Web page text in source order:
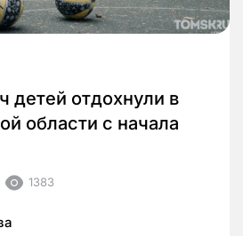
детей отдохнули в
области с начала
1383